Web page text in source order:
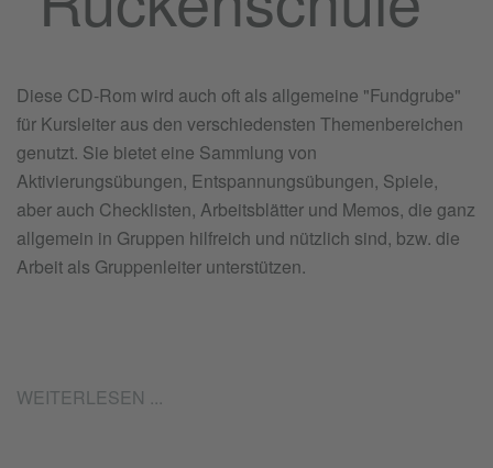
Diese CD-Rom wird auch oft als allgemeine "Fundgrube"
für Kursleiter aus den verschiedensten Themenbereichen
genutzt. Sie bietet eine Sammlung von
Aktivierungsübungen, Entspannungsübungen, Spiele,
aber auch Checklisten, Arbeitsblätter und Memos, die ganz
allgemein in Gruppen hilfreich und nützlich sind, bzw. die
Arbeit als Gruppenleiter unterstützen.
WEITERLESEN ...